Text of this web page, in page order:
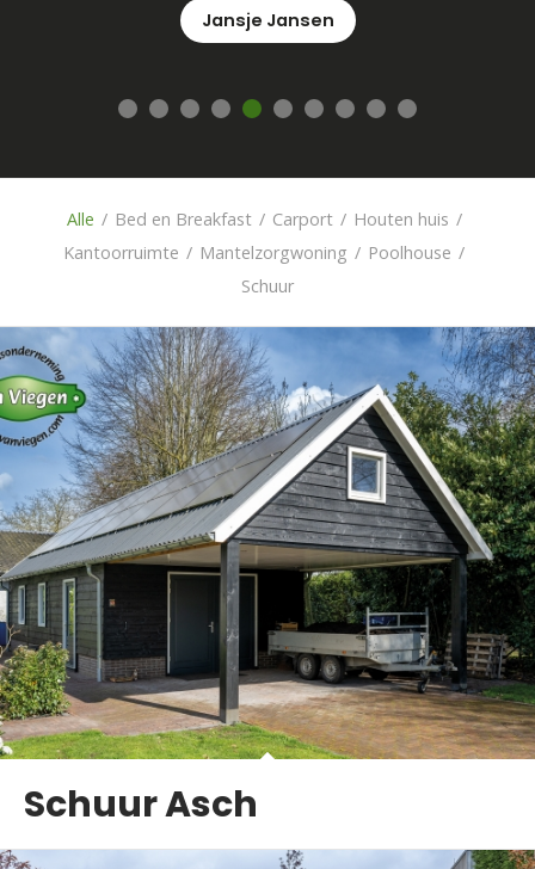
René
Alle / Bed en Breakfast / Carport / Houten huis /
Kantoorruimte / Mantelzorgwoning / Poolhouse /
Schuur
Schuur Asch